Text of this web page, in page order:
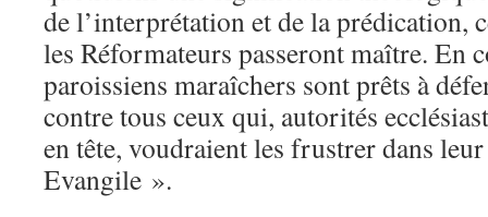
de l’interprétation et de la prédication,
les Réformateurs passeront maître. En
paroissiens maraîchers sont prêts à
contre tous ceux qui, autorités
en tête, voudraient les frustrer dans
Evangile ».